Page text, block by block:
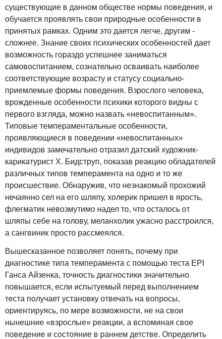
существующие в данном обществе нормы поведения, и
обучается проявлять свои природные особенности в
принятых рамках. Одним это дается легче, другим -
сложнее. Знание своих психических особенностей дает
возможность гораздо успешнее заниматься
самовоспитанием, сознательно осваивать наиболее
соответствующие возрасту и статусу социально-
приемлемые формы поведения. Взрослого человека,
врожденные особенности психики которого видны с
первого взгляда, можно назвать «невоспитанным».
Типовые темпераментальные особенности,
проявляющиеся в поведении «невоспитанных»
индивидов замечательно отразил датский художник-
карикатурист Х. Бидструп, показав реакцию обладателей
различных типов темперамента на одно и то же
происшествие. Обнаружив, что незнакомый прохожий
нечаянно сел на его шляпу, холерик пришел в ярость,
флегматик невозмутимо надел то, что осталось от
шляпы себе на голову, меланхолик ужасно расстроился,
а сангвиник просто рассмеялся.
Вышесказанное позволяет понять, почему при
диагностике типа темперамента с помощью теста EPI
Ганса Айзенка, точность диагностики значительно
повышается, если испытуемый перед выполнением
теста получает установку отвечать на вопросы,
ориентируясь, по мере возможности, не на свои
нынешние «взрослые» реакции, а вспоминая свое
поведение и состояние в раннем детстве. Определить